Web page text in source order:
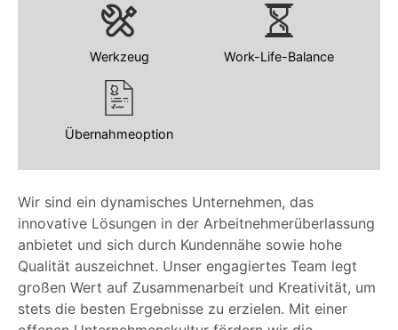
Wir sind ein dynamisches Unternehmen, das
innovative Lösungen in der Arbeitnehmerüberlassung
anbietet und sich durch Kundennähe sowie hohe
Qualität auszeichnet. Unser engagiertes Team legt
großen Wert auf Zusammenarbeit und Kreativität, um
stets die besten Ergebnisse zu erzielen. Mit einer
Werkzeug Work-Life-Balance
Übernahmeoption